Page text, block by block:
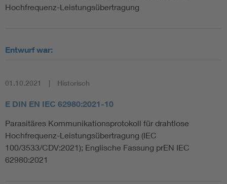
Hochfrequenz-Leistungsübertragung
Entwurf war:
01.10.2021 Historisch
E DIN EN IEC 62980:2021-10
Parasitäres Kommunikationsprotokoll für drahtlose
Hochfrequenz-Leistungsübertragung (IEC
100/3533/CDV:2021); Englische Fassung prEN IEC
62980:2021